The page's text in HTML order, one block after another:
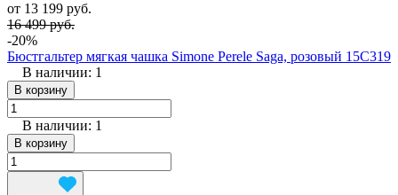
от 13 199 руб.
16 499 руб.
-20%
Бюстгальтер мягкая чашка Simone Perele Saga, розовый 15C319
В наличии: 1
В корзину
В наличии: 1
В корзину